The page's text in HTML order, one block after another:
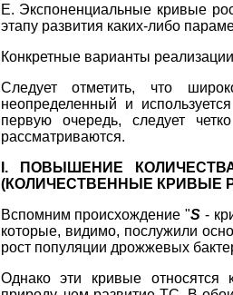
E. Экспоненциальные кривые
этапу развития каких-либо
Конкретные варианты
Следует отметить, что
неопределенный и
первую очередь, следует
рассматриваются.
I. ПОВЫШЕНИЕ
(КОЛИЧЕСТВЕННЫЕ КРИВЫЕ
Вспомним происхождение "S -
которые, видимо, послужили
рост популяции дрожжевых
Однако эти кривые